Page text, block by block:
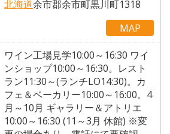
北海道余市郡余市町黒川町1318
MAP
ワイン工場見学10:00～16:30 ワイ
ンショップ10:00～16:30。レスト
ラン11:30～(ランチLO14:30)。カ
フェ＆ベーカリー10:00～16:00。4
月～10月 ギャラリー＆アトリエ
10:00～16:30 (11～3月 休館) ※変